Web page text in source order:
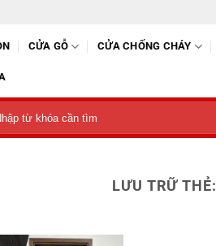
CỬA GỖ CỬA CHỐNG CHÁY
LƯU TRỮ THẺ: